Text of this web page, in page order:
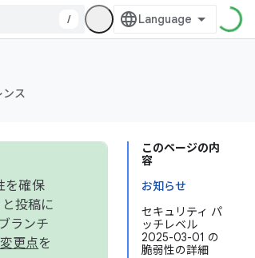
/
ンス
このページの内
容
お知らせ
セキュリティ パ
ッチレベル
2025-03-01 の
脆弱性の詳細
を確保
投稿に
ランチ
更点を